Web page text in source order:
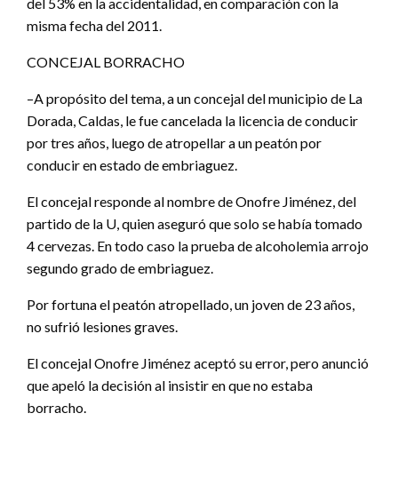
misma fecha del 2011.
CONCEJAL BORRACHO
–A propósito del tema, a un concejal del municipio de La
Dorada, Caldas, le fue cancelada la licencia de conducir
por tres años, luego de atropellar a un peatón por
conducir en estado de embriaguez.
El concejal responde al nombre de Onofre Jiménez, del
partido de la U, quien aseguró que solo se había tomado
4 cervezas. En todo caso la prueba de alcoholemia arrojo
segundo grado de embriaguez.
Por fortuna el peatón atropellado, un joven de 23 años,
no sufrió lesiones graves.
El concejal Onofre Jiménez aceptó su error, pero anunció
que apeló la decisión al insistir en que no estaba
borracho.